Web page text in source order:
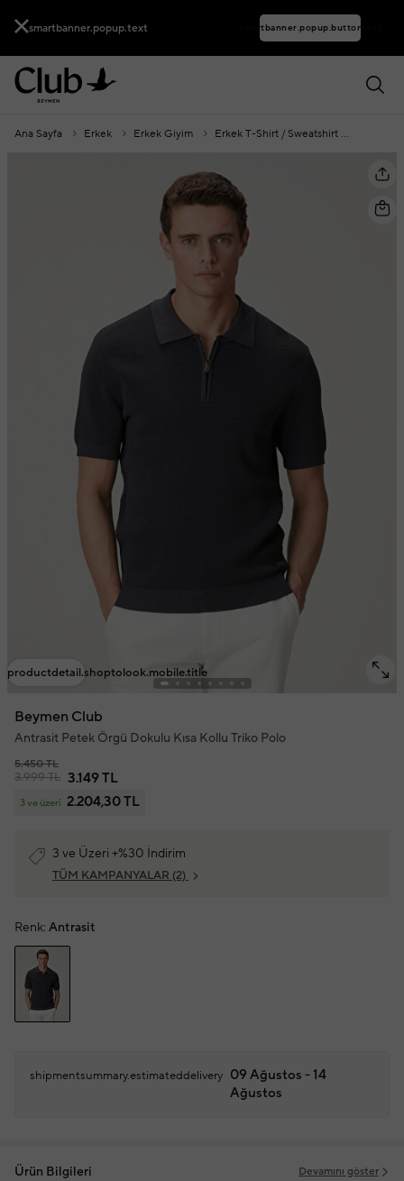
smartbanner.popup.text smartbanner.popup.buttontext
Ana Sayfa Erkek Erkek Giyim Erkek T-Shirt / Sweatshirt
productdetail.shoptolook.mobile.title
Beymen Club
Antrasit Petek Örgü Dokulu Kısa Kollu Triko Polo
5.450 TL
3.999 TL 3.149 TL
3 ve üzeri 2.204,30 TL
3 ve Üzeri +%30 İndirim
TÜM KAMPANYALAR (2)
Renk: Antrasit
shipmentsummary.estimateddelivery 09 Ağustos - 14
Ağustos
Ürün Bilgileri Devamını göster